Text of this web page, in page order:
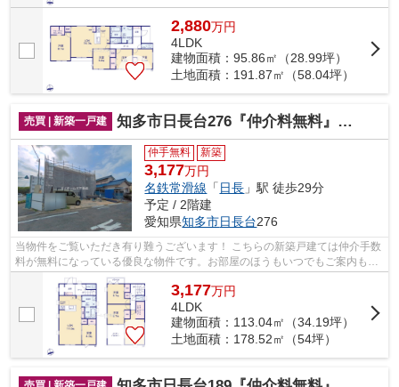
2,880万円
4LDK
建物面積：95.86㎡（28.99坪）
土地面積：191.87㎡（58.04坪）
売買 | 新築一戸建 知多市日長台276『仲介料無料』新築戸建て
仲手無料 新築
3,177万円
名鉄常滑線 「 日長 」駅 徒歩29分
予定 / 2階建
愛知県知多市日長台276
当物件をご覧いただき有り難うございます！ こちらの新築戸建ては仲介手数
料が無料になっている優良な物件です。お部屋のほうもいつでもご案内もさ
せて頂きますのでお気軽にお問合せ下...
3,177万円
4LDK
建物面積：113.04㎡（34.19坪）
土地面積：178.52㎡（54坪）